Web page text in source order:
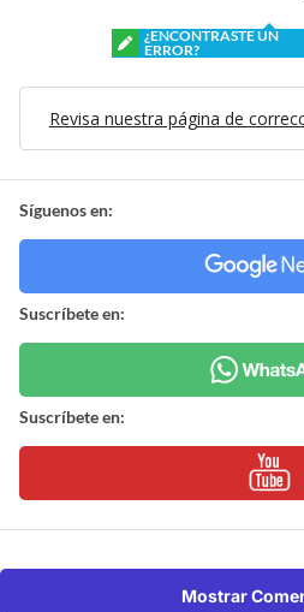
¿ENCONTRASTE UN
ERROR?
Revisa nuestra página de
Síguenos en:
Suscríbete en:
Suscríbete en:
Mostrar